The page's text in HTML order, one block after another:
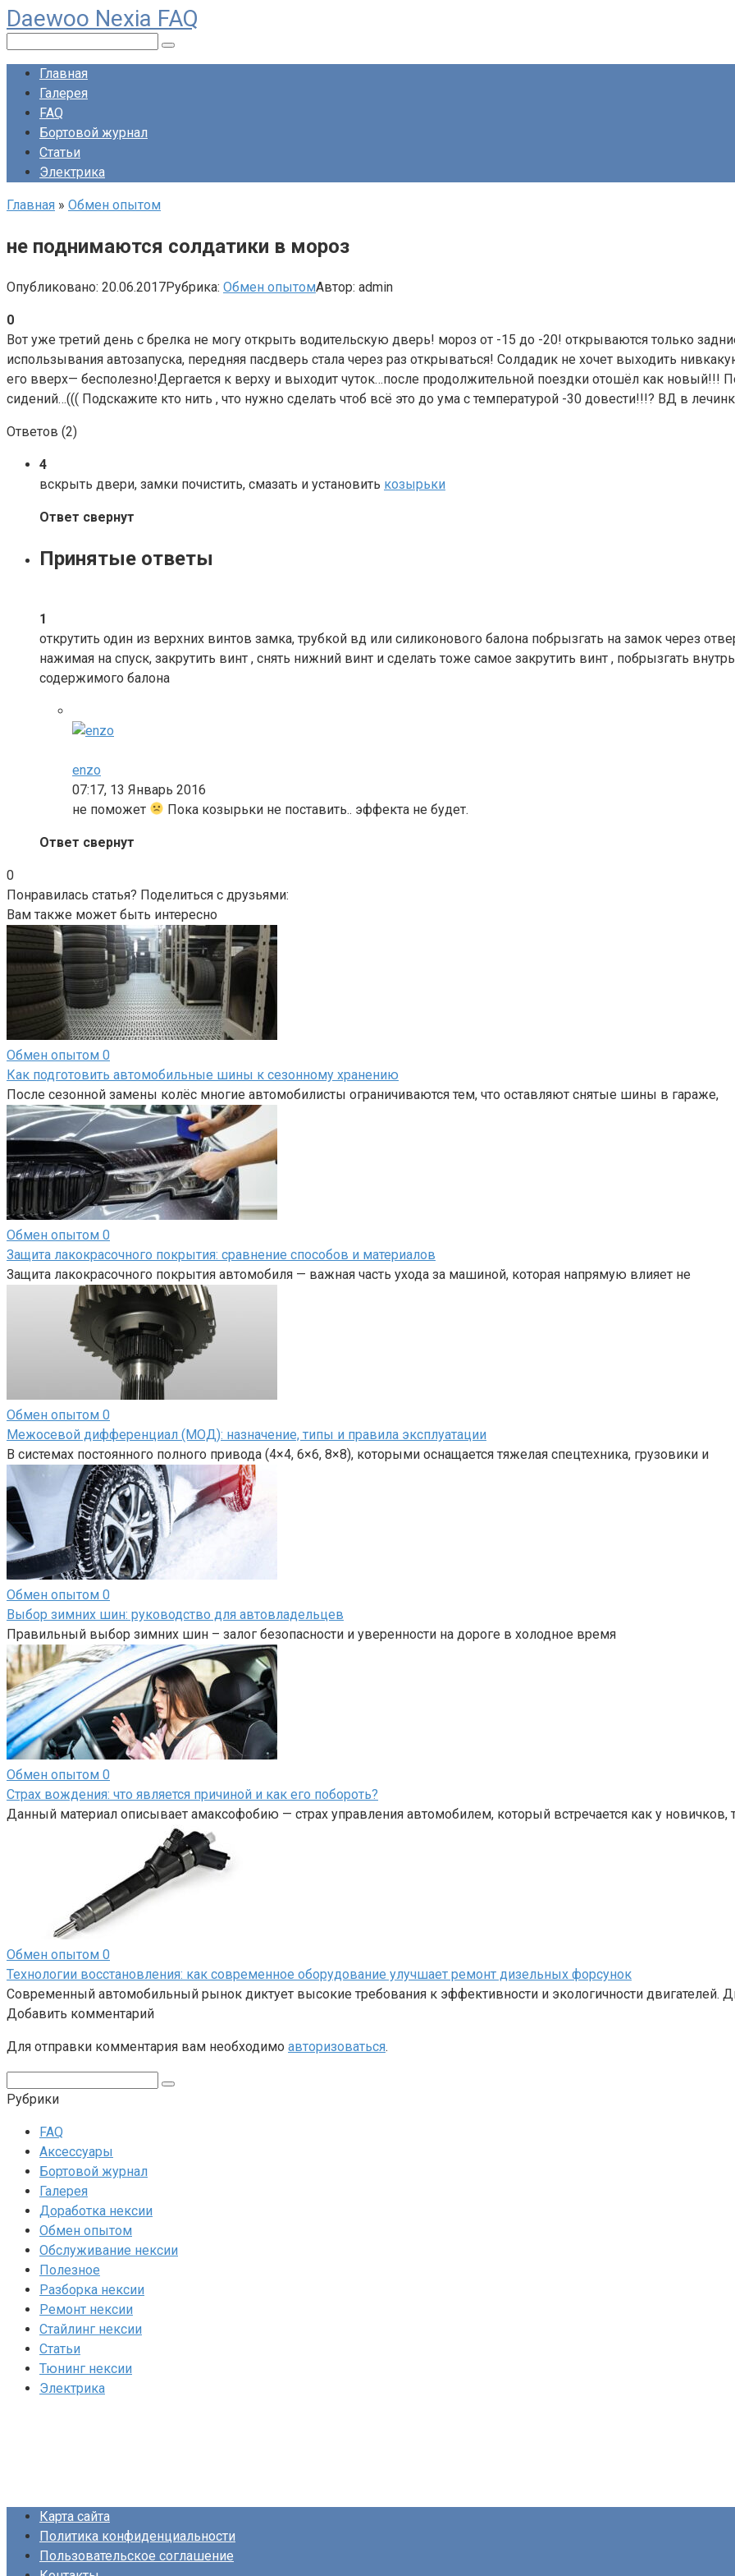
Перейти
к
контенту
Daewoo Nexia FAQ
Главная
Галерея
FAQ
Бортовой журнал
Статьи
Электрика
Главная » Обмен опытом
не поднимаются солдатики в мороз
Опубликовано: 20.06.2017Рубрика: Обмен опытомАвтор: admin
0
Вот уже третий день с брелка не могу открыть водительскую дверь! мороз от -15 до -20! открываются только
использывания автозапуска, передняя пасдверь стала через раз открываться! Солдадик не хочет выходить
его вверх— бесполезно!Дергается к верху и выходит чуток…после продолжительной поездки отошёл как новый!!!
сидений…((( Подскажите кто нить , что нужно сделать чтоб всё это до ума с температурой -30 довести!!!? ВД в
Ответов (2)
4
вскрыть двери, замки почистить, смазать и установить козырьки
Ответ свернут
Принятые ответы
1
открутить один из верхних винтов замка, трубкой вд или силиконового балона побрызгать на замок через
нажимая на спуск, закрутить винт , снять нижний винт и сделать тоже самое закрутить винт , побрызгать
содержимого балона
enzo
07:17, 13 Январь 2016
не поможет
Пока козырьки не поставить.. эффекта не будет.
Ответ свернут
0
Понравилась статья? Поделиться с друзьями:
Вам также может быть интересно
Обмен опытом 0
Как подготовить автомобильные шины к сезонному хранению
После сезонной замены колёс многие автомобилисты ограничиваются тем, что оставляют снятые шины в гараже,
Обмен опытом 0
Защита лакокрасочного покрытия: сравнение способов и материалов
Защита лакокрасочного покрытия автомобиля — важная часть ухода за машиной, которая напрямую влияет не
Обмен опытом 0
Межосевой дифференциал (МОД): назначение, типы и правила эксплуатации
В системах постоянного полного привода (4×4, 6×6, 8×8), которыми оснащается тяжелая спецтехника, грузовики и
Обмен опытом 0
Выбор зимних шин: руководство для автовладельцев
Правильный выбор зимних шин – залог безопасности и уверенности на дороге в холодное время
Обмен опытом 0
Страх вождения: что является причиной и как его побороть?
Данный материал описывает амаксофобию — страх управления автомобилем, который встречается как у новичков,
Обмен опытом 0
Технологии восстановления: как современное оборудование улучшает ремонт дизельных форсунок
Современный автомобильный рынок диктует высокие требования к эффективности и экологичности двигателей.
Добавить комментарий
Для отправки комментария вам необходимо авторизоваться.
Рубрики
FAQ
Аксессуары
Бортовой журнал
Галерея
Доработка нексии
Обмен опытом
Обслуживание нексии
Полезное
Разборка нексии
Ремонт нексии
Стайлинг нексии
Статьи
Тюнинг нексии
Электрика
Карта сайта
Политика конфиденциальности
Пользовательское соглашение